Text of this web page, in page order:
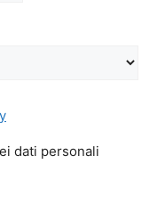
dati personali